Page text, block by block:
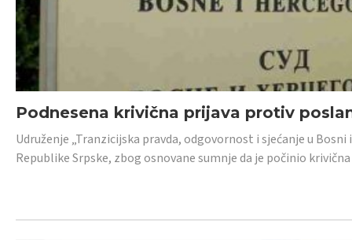
Podnesena krivična prijava protiv
Udruženje „Tranzicijska pravda, odgovornost i sjećanje u
Republike Srpske, zbog osnovane sumnje da je počinio